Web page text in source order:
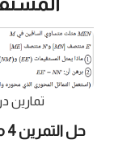
تمارين